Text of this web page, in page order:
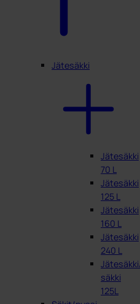
Jätesäkki
Jätesäkki
70 L
Jätesäkki
125 L
Jätesäkki
160 L
Jätesäkki
240 L
säkki
125L